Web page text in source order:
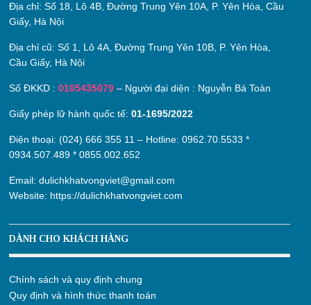
Địa chỉ:Số 18, Lô 4B, Đường Trung Yên 10A, P. Yên Hòa, Cầu
Giấy, Hà Nội
Địa chỉ cũ:Số 1, Lô 4A, Đường Trung Yên 10B, P. Yên Hòa,
Cầu Giấy, Hà Nội
Số ĐKKD :0105435079 – Người đại diện : Nguyễn Bá Toàn
Giấy phép lữ hành quốc tế:01-1695/2022
Điện thoại: (024) 666 355 11 – Hotline:0962.70.5533 *
0934.507.489 *0855.002.652
Email:dulichkhatvongviet@gmail.com
Website: https://dulichkhatvongviet.com
DÀNH CHO KHÁCH HÀNG
Chính sách và quy định chung
Quy định và hình thức thanh toán